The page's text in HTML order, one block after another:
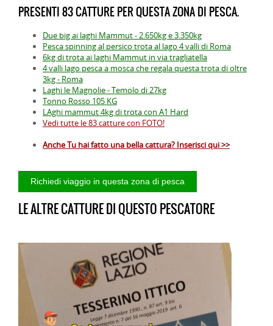
PRESENTI 83 CATTURE PER QUESTA ZONA DI PESCA.
Due big ai laghi Mammut - 2.650kg e 3.350kg
Pesca spinning al persico trota al lago 4 valli di Roma
6kg di trota ai laghi Mammut in via tragliatella
4 valli lago pesca a mosca che regala questa trota di oltre
3kg - Roma
Laghi le Magnolie - Temolo di 27kg
Tonno Rosso 105 KG
LAghi mammut 4kg di trota con A1 Hard
Vedi tutte le 83 catture con FOTO!
Anche Tu hai fatto una bella cattura? Inserisci qui >>
LE ALTRE CATTURE DI QUESTO PESCATORE